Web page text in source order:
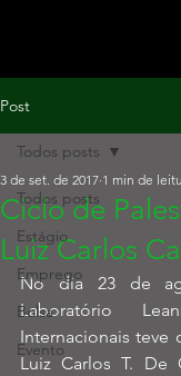
Post
Todos posts
Estágio
Emprego
Bolsa
Evento
Todos posts
Ciclo de
Luiz Carlos
3 de set. de 2017 1 min de
No dia 23 de
Laboratório
Internacionais teve
Luiz Carlos T. De